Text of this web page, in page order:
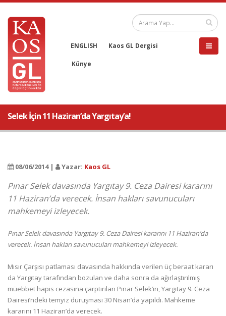
ENGLISH Kaos GL Dergisi
Künye
Selek İçin 11 Haziran’da Yargıtay’a!
08/06/2014 | Yazar: Kaos GL
Pınar Selek davasında Yargıtay 9. Ceza Dairesi kararını
11 Haziran’da verecek. İnsan hakları savunucuları
mahkemeyi izleyecek.
Pınar Selek davasında Yargıtay 9. Ceza Dairesi kararını 11 Haziran’da
verecek. İnsan hakları savunucuları mahkemeyi izleyecek.
Mısır Çarşısı patlaması davasında hakkında verilen üç beraat kararı
da Yargıtay tarafından bozulan ve daha sonra da ağırlaştırılmış
müebbet hapis cezasına çarptırılan Pınar Selek’in, Yargıtay 9. Ceza
Dairesi’ndeki temyiz duruşması 30 Nisan’da yapıldı. Mahkeme
kararını 11 Haziran’da verecek.